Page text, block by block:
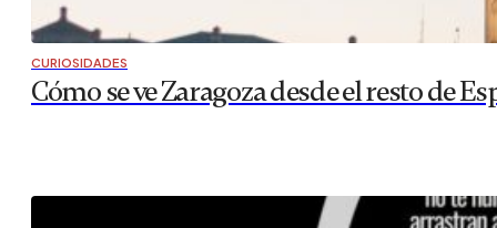
CURIOSIDADES
Cómo se ve Zaragoza desde el resto de